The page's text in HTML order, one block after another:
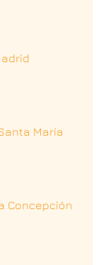
María
Concepción